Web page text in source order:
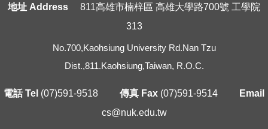
地址 Address 811高雄市楠梓區 高雄大學路700號 工學院
313
No.700,Kaohsiung University Rd.Nan Tzu
Dist.,811.Kaohsiung,Taiwan, R.O.C.
電話 Tel (07)591-9518 傳真 Fax (07)591-9514
Email
cs@nuk.edu.tw